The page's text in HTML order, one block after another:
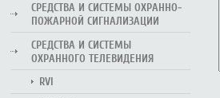
СРЕДСТВА И СИСТЕМЫ ОХРАННО-
ПОЖАРНОЙ СИГНАЛИЗАЦИИ
СРЕДСТВА И СИСТЕМЫ
ОХРАННОГО ТЕЛЕВИДЕНИЯ
RVI